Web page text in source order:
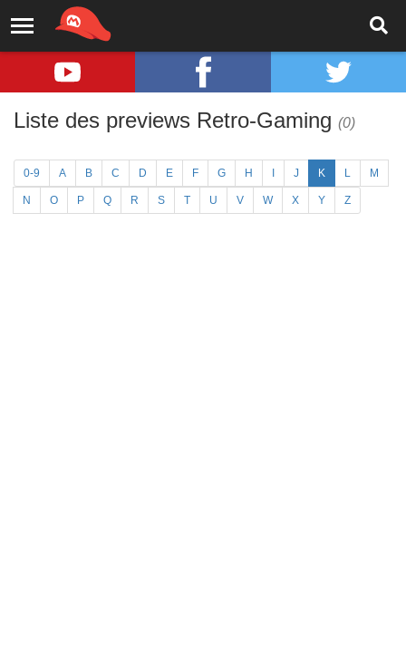
Liste des previews Retro-Gaming (0)
0-9 A B C D E F G H J K L M
N O P Q R S T U V W X Y Z